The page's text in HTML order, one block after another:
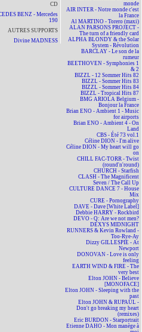
CD
BENZ - Mercedes
190
AUTRES SUPPORTS
Divine MADNESS
monde
AIR INTER - Notre monde c'est
la France
Al MARTINO - Torero (maxi)
ALAN PARSONS PROJECT -
The turn of a friendly card
ALPHA BLONDY & the Solar
System - Révolution
BARCLAY - Le son de la
rumeur
BEETHOVEN - Symphonies 1
& 2
BIZZL - 12 Sommer Hits 82
BIZZL - Sommer Hits 83
BIZZL - Sommer Hits 84
BIZZL - Tropical Hits 87
BMG ARIOLA Belgium -
Bonjour la France
Brian ENO - Ambient 1 - Music
for airports
Brian ENO - Ambient 4 - On
Land
CBS - Été 73 vol.1
Céline DION - I'm alive
Céline DION - My heart will go
on
CHILL FAC-TORR - Twist
(round'n'round)
CHURCH - Starfish
CLASH - The Magnificent
Seven / The Call Up
CULTURE DANCE 7 - House
Mix
CURE - Pornography
DAVE - Dave [White Label]
Debbie HARRY - Rockbird
DEVO - Q: Are we not men?
DEXYS MIDNIGHT
RUNNERS & Kevin Rowland -
Too-Rye-Ay
Dizzy GILLESPIE - At
Newport
DONOVAN - Love is only
feeling
EARTH WIND & FIRE - The
very best
Elton JOHN - Believe
[MONOFACE]
Elton JOHN - Sleeping with the
past
Elton JOHN & RUPAUL -
Don't go breaking my heart
(remixes)
Eric BURDON - Starportrait
Etienne DAHO - Mon manège à